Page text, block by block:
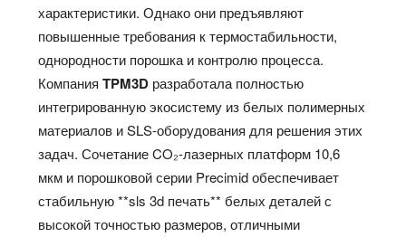
характеристики. Однако они предъявляют
повышенные требования к термостабильности,
однородности порошка и контролю процесса.
КомпанияTPM3D разработала полностью
интегрированную экосистему из белых полимерных
материалов и SLS-оборудования для решения этих
задач. Сочетание CO₂-лазерных платформ 10,6
мкм и порошковой серии Precimid обеспечивает
стабильную **sls 3d печать** белых деталей с
высокой точностью размеров, отличными